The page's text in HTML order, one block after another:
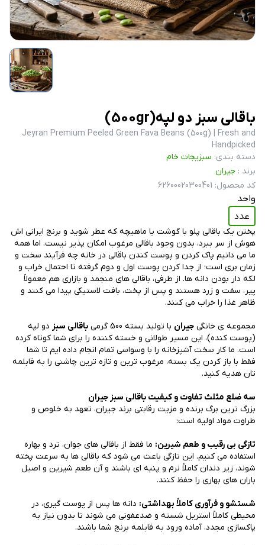
باقالی سبز دو لپه(500gr)
Jeyran Premium Peeled Green Fava Beans (500g) | Fresh and
Handpicked
دسته بندی: سبزیجات خام
برند : جیران
کد محصول:
62600020300401
واحد
عدد
پختن یک باقالی پلو با گوشت یا ماهیچه که عطر شوید و برنج ایرانی اش
هوش از سر ببرد، بدون وجود باقالی مرغوب امکان پذیر نیست. اما همه
ما می دانیم پاک کردن و پوست کندن باقالی در خانه چه فرآیند سخت و
زمان بری است؛ از جدا کردن پوست اول و دوم گرفته تا احتمال خراب و
لکه دار بودن دانه ها. از طرفی، باقالی های منجمد و بازاری هم معمولاً
پیر، سفت و زرد هستند و پس از پخت، بافت لاستیکی پیدا می کنند و
ظاهر غذا را خراب می کنند.
مجموعه ی خانگی جیران با تولید بسته 500 گرمی باقالی سبز دو لپه
(پوست کنده)، این مسیر طولانی و خسته کننده را برای شما کوتاه کرده
است. ما کار سخت آشپزخانه را با وسواسی تمام انجام داده ایم تا شما
فقط با باز کردن یک بسته، مرغوب ترین و تازه ترین چاشنی را به قابلمه
تان هدیه کنید.
سه ضلع مثلث تفاوت و کیفیت باقالی سبز جیران
بزرگ ترین برگ برنده و مزیت رقابتی برند جیران، تعهد به خلوص و
طراوت مواد اولیه است:
تازگی بی رقیب و طعم شیرین: ما فقط از باقالی های جوان، ترد و بهاره
استفاده می کنیم. این تازگی باعث می شود که باقالی ها به سرعت پخته
شوند، زیر دندان کاملاً نرم و پنبه ای باشند و آن طعم شیرین و اصیل
باران های بهاری را حفظ کنند.
شستشو و فرآوری کاملاً بهداشتی: دانه ها پس از پوست گیری، در
محیطی کاملاً استریل شسته و ضدعفونی می شوند تا بدون نیاز به
پاکسازی مجدد، آماده ورود به قابلمه برنج شما باشند.